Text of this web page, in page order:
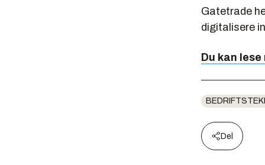
Gatetrade
digitalisere
Du kan
Del